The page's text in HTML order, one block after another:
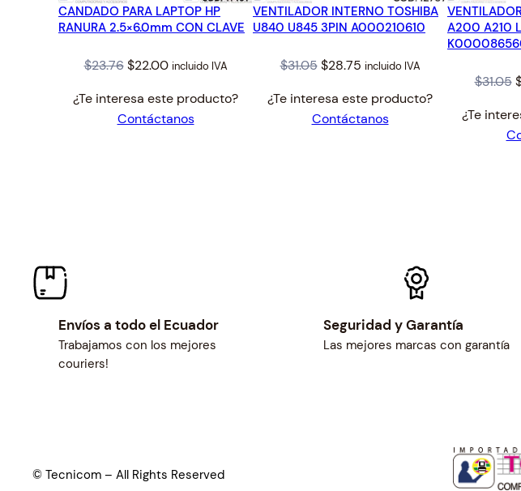
OFERTA
CANDADO PARA LAPTOP HP
RANURA 2.5×6.0mm CON CLAVE
$23.76 Original
was:
$23.76.
$22.00Current
is:
$22.00.
incluido IVA
¿Te interesa este producto?
Contáctanos
OFERTA
VENTILADOR INTERNO TOSHIBA
U840 U845 3PIN A000210610
$31.05 Original
was:
$31.05.
$28.75Current
is:
$28.75.
incluido IVA
¿Te interesa este producto?
Contáctanos
A200 A210
$31.05
¿Te
Envíos a todo el Ecuador
Trabajamos con los mejores
couriers!
Seguridad y Garantía
Las mejores marcas con garantía
© Tecnicom – All Rights Reserved